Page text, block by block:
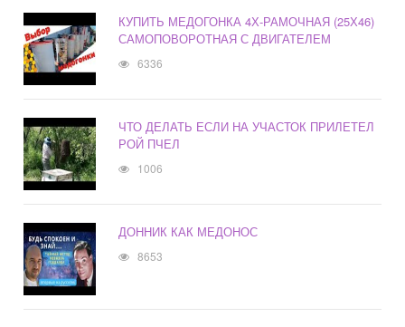
КУПИТЬ МЕДОГОНКА 4Х-РАМОЧНАЯ (25Х46)
САМОПОВОРОТНАЯ С ДВИГАТЕЛЕМ
6336
ЧТО ДЕЛАТЬ ЕСЛИ НА УЧАСТОК ПРИЛЕТЕЛ
РОЙ ПЧЕЛ
1006
ДОННИК КАК МЕДОНОС
8653